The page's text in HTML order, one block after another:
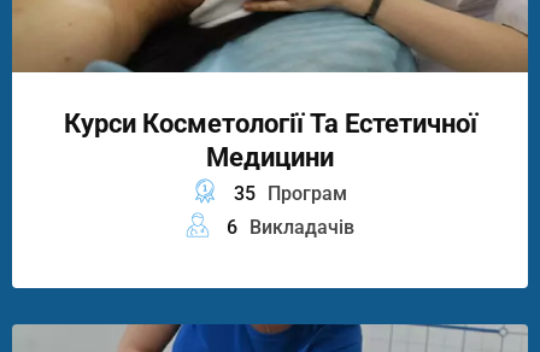
Курси Косметології Та Естетичної
Медицини
35 Програм
6 Викладачів